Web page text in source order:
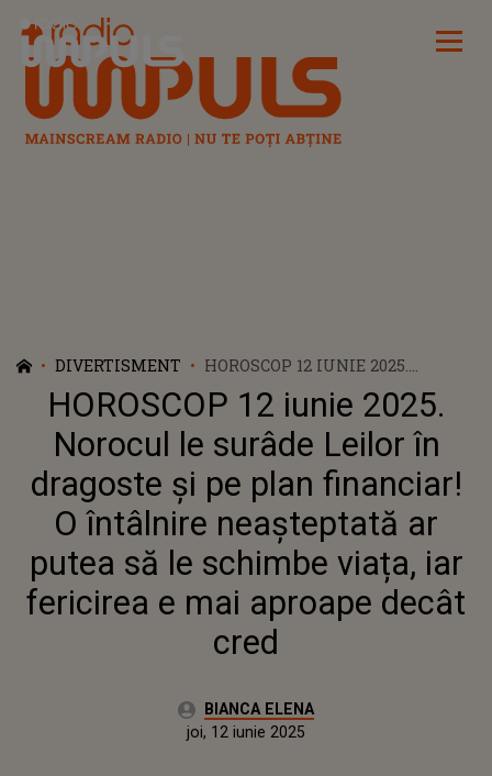
Radio Impuls
DIVERTISMENT
HOROSCOP 12 IUNIE 2025.
NOROCUL LE SURÂDE LEILOR ÎN
DRAGOSTE ȘI PE PLAN
FINANCIAR! O ÎNTÂLNIRE
NEAȘTEPTATĂ AR PUTEA SĂ LE
SCHIMBE VIAȚA, IAR FERICIREA
E MAI APROAPE DECÂT CRED
HOROSCOP 12 iunie 2025.
Norocul le surâde Leilor în
dragoste și pe plan financiar!
O întâlnire neașteptată ar
putea să le schimbe viața, iar
fericirea e mai aproape decât
cred
Autor:BIANCA ELENA
Actualizat:
joi, 12 iunie 2025